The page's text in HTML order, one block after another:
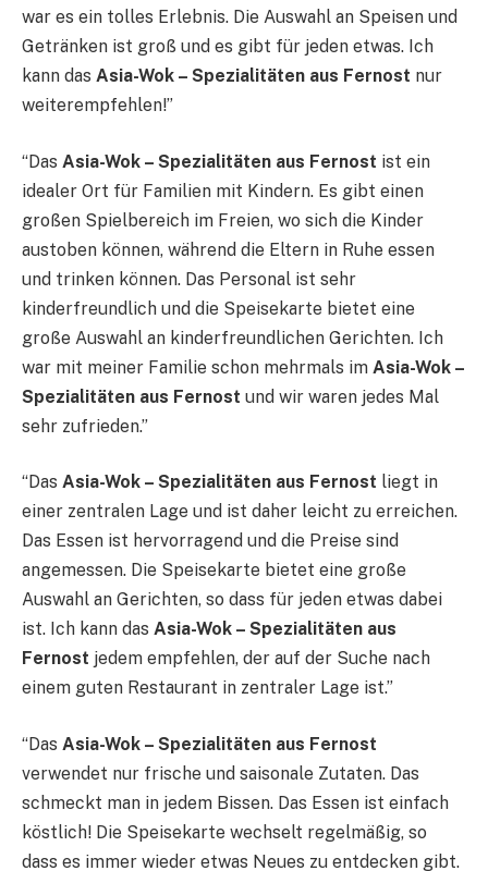
war es ein tolles Erlebnis. Die Auswahl an Speisen und
Getränken ist groß und es gibt für jeden etwas. Ich
kann das Asia-Wok – Spezialitäten aus Fernost nur
weiterempfehlen!”
“Das Asia-Wok – Spezialitäten aus Fernost ist ein
idealer Ort für Familien mit Kindern. Es gibt einen
großen Spielbereich im Freien, wo sich die Kinder
austoben können, während die Eltern in Ruhe essen
und trinken können. Das Personal ist sehr
kinderfreundlich und die Speisekarte bietet eine
große Auswahl an kinderfreundlichen Gerichten. Ich
war mit meiner Familie schon mehrmals im Asia-Wok –
Spezialitäten aus Fernost und wir waren jedes Mal
sehr zufrieden.”
“Das Asia-Wok – Spezialitäten aus Fernost liegt in
einer zentralen Lage und ist daher leicht zu erreichen.
Das Essen ist hervorragend und die Preise sind
angemessen. Die Speisekarte bietet eine große
Auswahl an Gerichten, so dass für jeden etwas dabei
ist. Ich kann das Asia-Wok – Spezialitäten aus
Fernost jedem empfehlen, der auf der Suche nach
einem guten Restaurant in zentraler Lage ist.”
“Das Asia-Wok – Spezialitäten aus Fernost
verwendet nur frische und saisonale Zutaten. Das
schmeckt man in jedem Bissen. Das Essen ist einfach
köstlich! Die Speisekarte wechselt regelmäßig, so
dass es immer wieder etwas Neues zu entdecken gibt.